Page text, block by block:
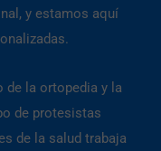
y estamos aquí
de la ortopedia y la
de protesistas
de la salud trabaja